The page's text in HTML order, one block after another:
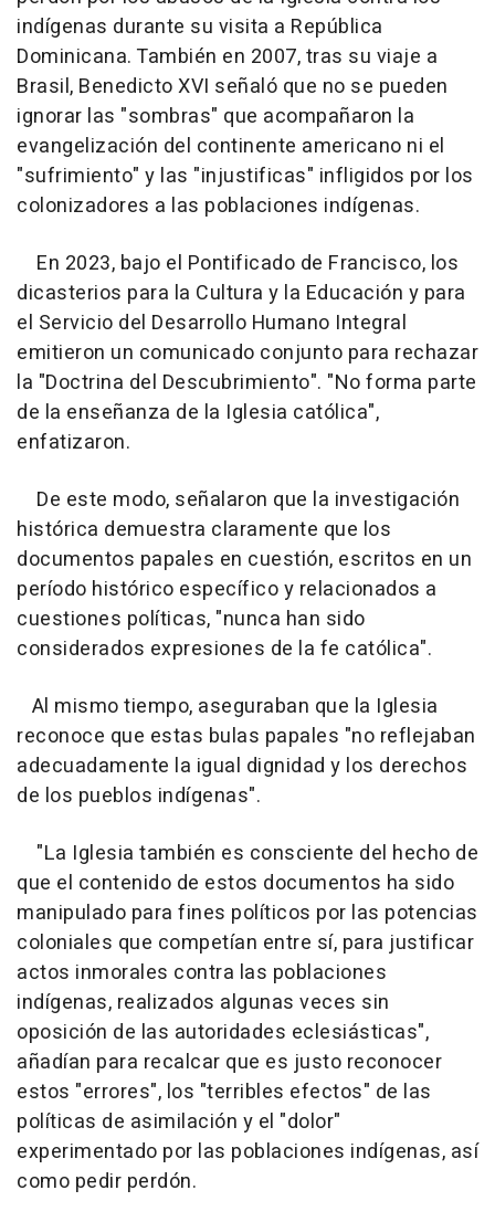
indígenas durante su visita a República
Dominicana. También en 2007, tras su viaje a
Brasil, Benedicto XVI señaló que no se pueden
ignorar las "sombras" que acompañaron la
evangelización del continente americano ni el
"sufrimiento" y las "injustificas" infligidos por los
colonizadores a las poblaciones indígenas.
En 2023, bajo el Pontificado de Francisco, los
dicasterios para la Cultura y la Educación y para
el Servicio del Desarrollo Humano Integral
emitieron un comunicado conjunto para rechazar
la "Doctrina del Descubrimiento". "No forma parte
de la enseñanza de la Iglesia católica",
enfatizaron.
De este modo, señalaron que la investigación
histórica demuestra claramente que los
documentos papales en cuestión, escritos en un
período histórico específico y relacionados a
cuestiones políticas, "nunca han sido
considerados expresiones de la fe católica".
Al mismo tiempo, aseguraban que la Iglesia
reconoce que estas bulas papales "no reflejaban
adecuadamente la igual dignidad y los derechos
de los pueblos indígenas".
"La Iglesia también es consciente del hecho de
que el contenido de estos documentos ha sido
manipulado para fines políticos por las potencias
coloniales que competían entre sí, para justificar
actos inmorales contra las poblaciones
indígenas, realizados algunas veces sin
oposición de las autoridades eclesiásticas",
añadían para recalcar que es justo reconocer
estos "errores", los "terribles efectos" de las
políticas de asimilación y el "dolor"
experimentado por las poblaciones indígenas, así
como pedir perdón.